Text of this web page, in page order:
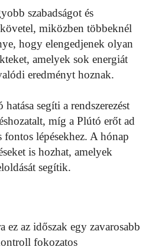
szabadságot és
miközben többeknél
hogy elengedjenek olyan
amelyek sok energiát
eredményt hoznak.
segíti a rendszerezést
míg a Plútó erőt ad
fontos lépésekhez. A hónap
is hozhat, amelyek
segítik.
ez az időszak egy zavarosabb
fokozatos